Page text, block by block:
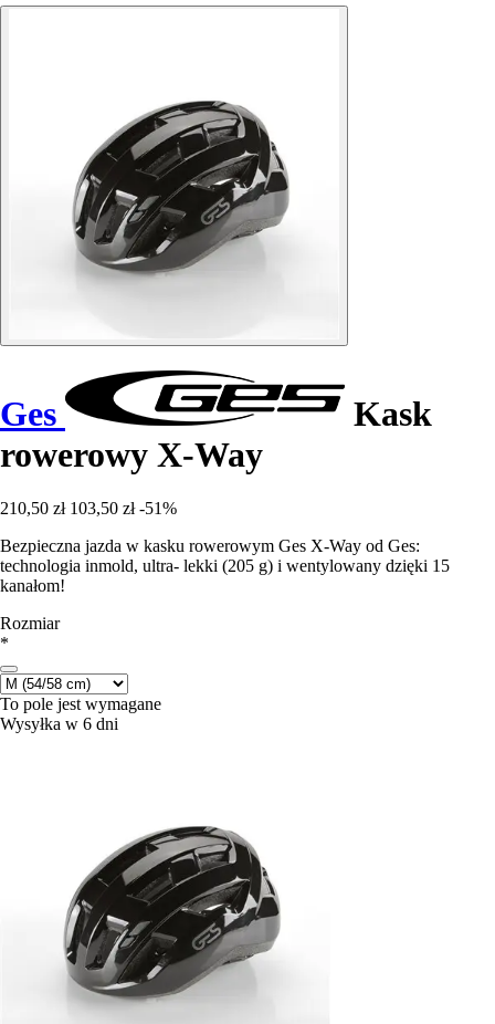
Ges
Kask
rowerowy X-Way
210,50 zł 103,50 zł -51%
Bezpieczna jazda w kasku rowerowym Ges X-Way od Ges:
technologia inmold, ultra- lekki (205 g) i wentylowany dzięki 15
kanałom!
Rozmiar
*
To pole jest wymagane
Wysyłka w 6 dni